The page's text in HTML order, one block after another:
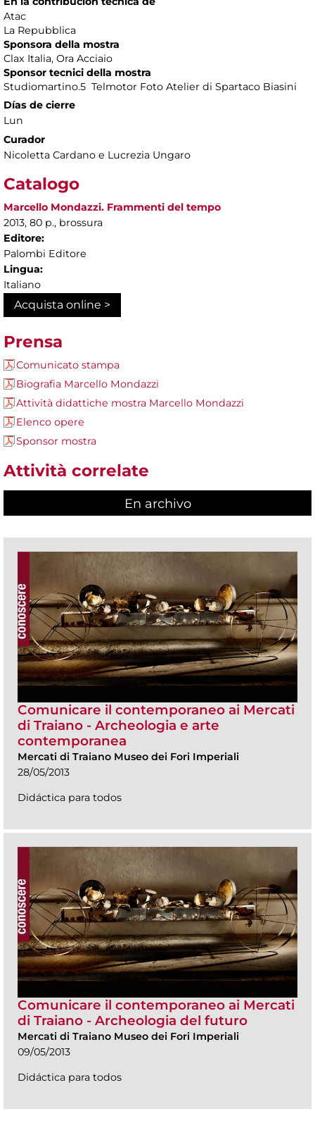
Atac
La Repubblica
Sponsora della mostra
Clax Italia, Ora Acciaio
Sponsor tecnici della mostra
Studiomartino.5 Telmotor Foto Atelier di Spartaco Biasini
Días de cierre
Lun
Curador
Nicoletta Cardano e Lucrezia Ungaro
Catalogo
Marcello Mondazzi. Frammenti del tempo
2013, 80 p., brossura
Editore:
Palombi Editore
Lingua:
Italiano
Acquista online >
Prensa
Comunicato stampa
Biografia Marcello Mondazzi
Attività didattiche mostra Marcello Mondazzi
Elenco opere
Sponsor mostra
Attività correlate
En archivo
Comunicare il contemporaneo ai Mercati
di Traiano - Archeologia e arte
contemporanea
Mercati di Traiano Museo dei Fori Imperiali
28/05/2013
Didáctica para todos
Comunicare il contemporaneo ai Mercati
di Traiano - Archeologia del futuro
Mercati di Traiano Museo dei Fori Imperiali
09/05/2013
Didáctica para todos